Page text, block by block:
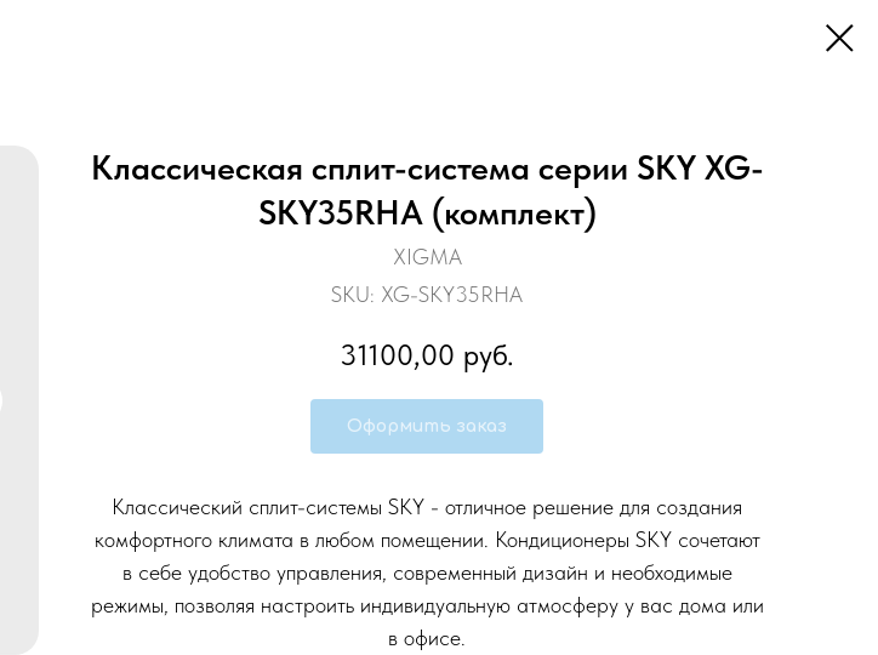
Классическая сплит-система серии SKY XG-
SKY35RHA (комплект)
XIGMA
SKU: XG-SKY35RHA
31100,00 руб.
Оформить заказ
Классический сплит-системы SKY - отличное решение для создания
комфортного климата в любом помещении. Кондиционеры SKY сочетают
в себе удобство управления, современный дизайн и необходимые
режимы, позволяя настроить индивидуальную атмосферу у вас дома или
в офисе.